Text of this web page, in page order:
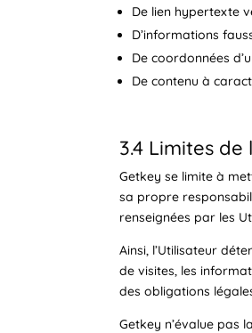
De lien hypertexte
D’informations
De coordonnées
De contenu à
3.4 Limites
Getkey se limite à
sa propre
renseignées par les
Ainsi, l’Utilisateur
de visites, les
des obligations
Getkey n’évalue pas